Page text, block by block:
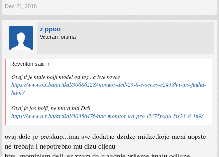
Dec 21, 2018
zippoo
Veteran foruma
Reventon said: ↑
Ovaj ti je malo bolji model od tog za iste novce
https://www.olx.ba/artikal/30686228/monitor-dell-23-8-e-series-e2418hn-ips-fullhd-
hdmi/
Ovaj je jos bolji, ne mora biti Dell
https://www.olx.ba/artikal/30356476/aoc-monitor-led-pro-i2475pxqu-ips23-8-169/
ovaj dole je preskup...ima sve dodatne dzidze midze,koje meni uopste
ne trebaju i nepotrebno mu dizu cijenu